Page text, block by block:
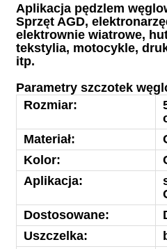
Aplikacja pędzlem
Sprzęt AGD,
elektrownie wiatrowe,
tekstylia, motocykle,
itp.
Parametry szczotek
Rozmiar:
Materiał:
Kolor:
Aplikacja:
Dostosowane:
Uszczelka: